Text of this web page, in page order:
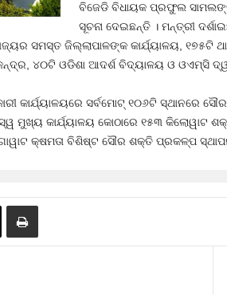
ବିଜେଡି ବିଧାୟକ ପ୍ରଫୁଲ
ସୂଚନା ଦେଇଛନ୍ତି । ମନ୍ତ୍ରୀ
ସମସ୍ତ ଜିଲ୍ଲାପାଳଙ୍କ କାର୍ଯ୍ୟାଳୟ,
୪୦ଟି ଓଡିଶା ଆଦର୍ଶ ବିଦ୍ୟାଳୟ ଓ ଓଏମ୍‍ସି
କାର୍ଯ୍ୟାଳୟରେ ସର୍ବମୋଟ୍‍ ୧୦୬ଟି ସ୍ଥାନରେ
ମୁଖ୍ୟ କାର୍ଯ୍ୟାଳୟ କୋଠାରେ ୧୫୩ କିଲୋୱାଟ
କ୍ଷମତା ବିଶିଷ୍ଟ ସୌର ଶକ୍ତି ପ୍ରକଳ୍ପ